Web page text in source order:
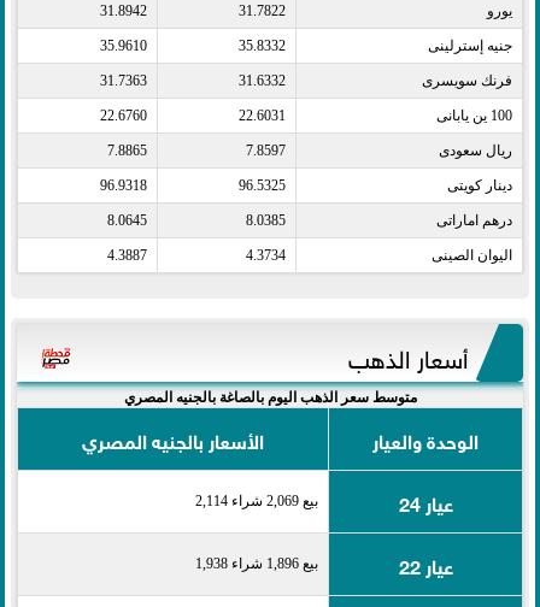
يورو​ 31.7822
31.8942
جنيه إسترلينى​ 35.8332
35.9610
فرنك سويسرى​ 31.6332
31.7363
100 ين يابانى​ 22.6031
22.6760
ريال سعودى​ 7.8597
7.8865
دينار كويتى​ 96.5325
96.9318
درهم اماراتى​ 8.0385
8.0645
اليوان الصينى​ 4.3734
4.3887
أسعار الذهب
متوسط سعر الذهب اليوم بالصاغة بالجنيه المصري
الوحدة والعيار
الأسعار بالجنيه المصري
عيار 24
بيع 2,069 شراء 2,114
عيار 22 بيع 1,896 شراء 1,938